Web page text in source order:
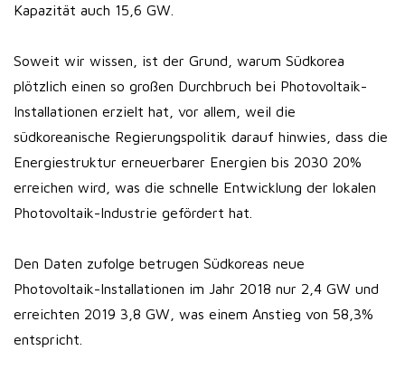
Kapazität auch 15,6 GW.
Soweit wir wissen, ist der Grund, warum Südkorea
plötzlich einen so großen Durchbruch bei Photovoltaik-
Installationen erzielt hat, vor allem, weil die
südkoreanische Regierungspolitik darauf hinwies, dass die
Energiestruktur erneuerbarer Energien bis 2030 20%
erreichen wird, was die schnelle Entwicklung der lokalen
Photovoltaik-Industrie gefördert hat.
Den Daten zufolge betrugen Südkoreas neue
Photovoltaik-Installationen im Jahr 2018 nur 2,4 GW und
erreichten 2019 3,8 GW, was einem Anstieg von 58,3%
entspricht.